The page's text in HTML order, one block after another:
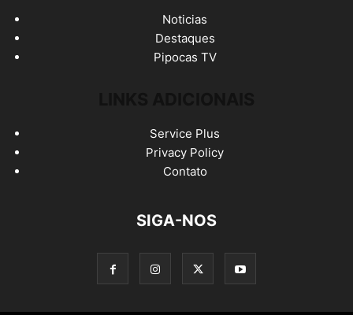
Noticias
Destaques
Pipocas TV
Service Plus
Privacy Policy
Contato
SIGA-NOS